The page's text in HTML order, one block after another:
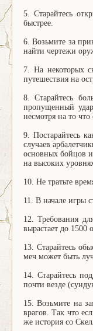
5. Старайтесь
быстрее.
6. Возьмите за
найти чертежи
7. На некоторых
путешествия на
8. Старайтесь
пропущенный
несмотря на то
9. Постарайтесь
случаев
основных бойцов и
на высоких
10. Не тратьте
11. В начале игры
12. Требования
вырастает до
13. Старайтесь
меч может быть
14. Старайтесь
почти везде
15. Возьмите на
врагов. Так что
же история со